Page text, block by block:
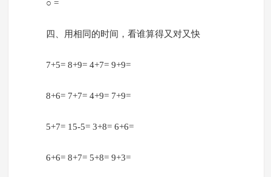
○ =
四、用相同的时间，看谁算得又对又快
7+5= 8+9= 4+7= 9+9=
8+6= 7+7= 4+9= 7+9=
5+7= 15-5= 3+8= 6+6=
6+6= 8+7= 5+8= 9+3=